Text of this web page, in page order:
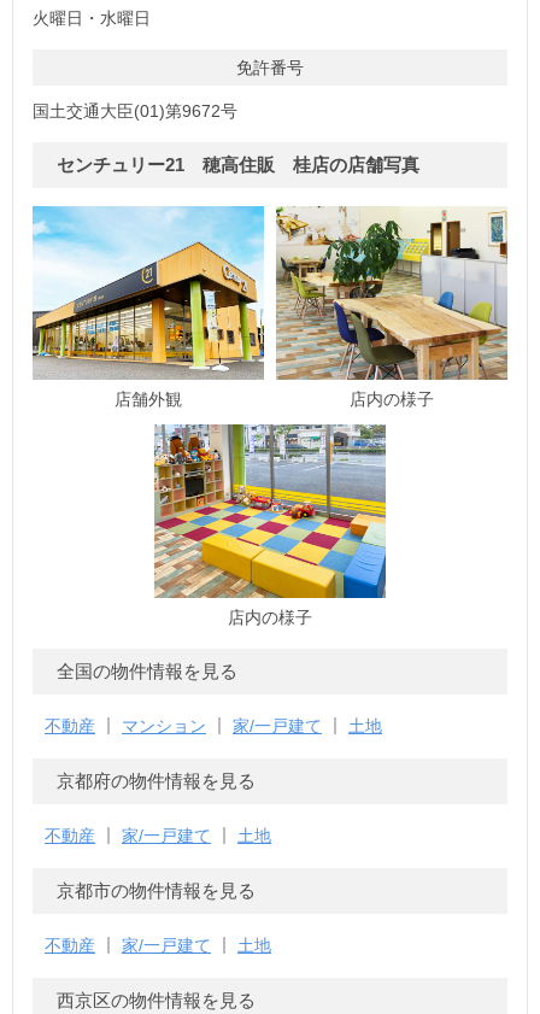
火曜日・水曜日
免許番号
国土交通大臣(01)第9672号
センチュリー21 穂高住販 桂店の店舗写真
店舗外観 店内の様子
店内の様子
全国の物件情報を見る
不動産 マンション 家/一戸建て 土地
京都府の物件情報を見る
不動産 家/一戸建て 土地
京都市の物件情報を見る
不動産 家/一戸建て 土地
西京区の物件情報を見る